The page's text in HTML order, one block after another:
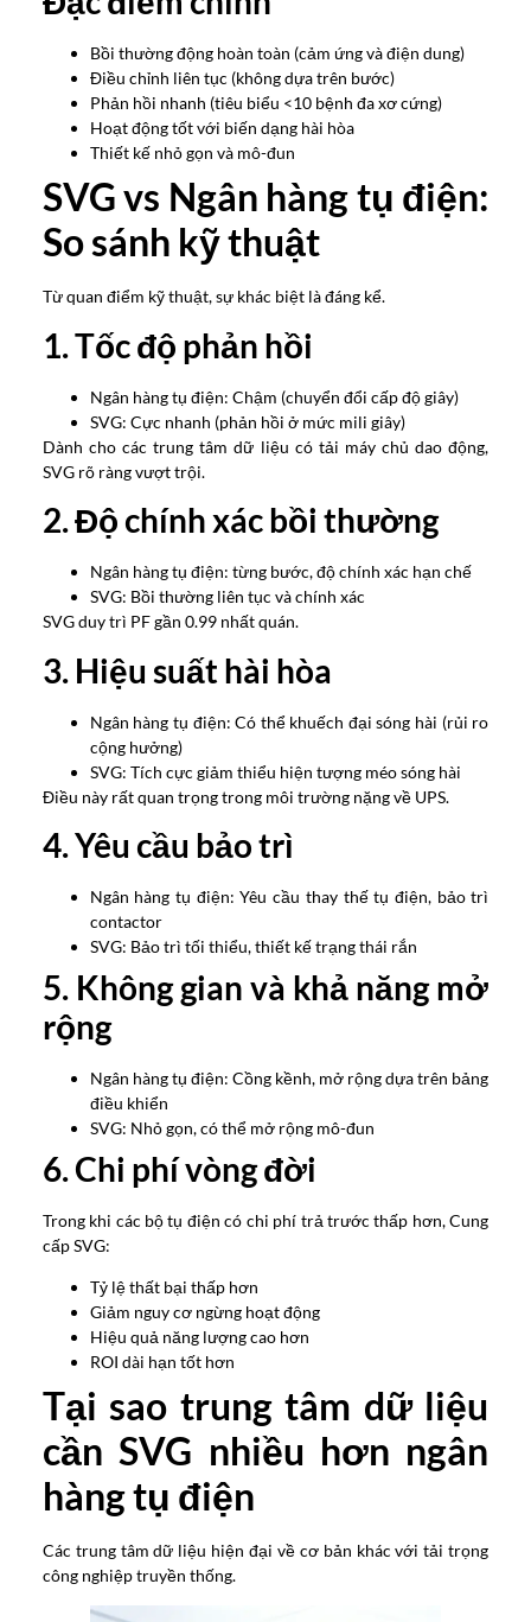
Bồi thường động hoàn toàn (cảm ứng và điện dung)
Điều chỉnh liên tục (không dựa trên bước)
Phản hồi nhanh (tiêu biểu <10 bệnh đa xơ cứng)
Hoạt động tốt với biến dạng hài hòa
Thiết kế nhỏ gọn và mô-đun
SVG vs Ngân hàng tụ điện:
So sánh kỹ thuật
Từ quan điểm kỹ thuật, sự khác biệt là đáng kể.
1. Tốc độ phản hồi
Ngân hàng tụ điện: Chậm (chuyển đổi cấp độ giây)
SVG: Cực nhanh (phản hồi ở mức mili giây)
Dành cho các trung tâm dữ liệu có tải máy chủ dao động,
SVG rõ ràng vượt trội.
2. Độ chính xác bồi thường
Ngân hàng tụ điện: từng bước, độ chính xác hạn chế
SVG: Bồi thường liên tục và chính xác
SVG duy trì PF gần 0.99 nhất quán.
3. Hiệu suất hài hòa
Ngân hàng tụ điện: Có thể khuếch đại sóng hài (rủi ro
cộng hưởng)
SVG: Tích cực giảm thiểu hiện tượng méo sóng hài
Điều này rất quan trọng trong môi trường nặng về UPS.
4. Yêu cầu bảo trì
Ngân hàng tụ điện: Yêu cầu thay thế tụ điện, bảo trì
contactor
SVG: Bảo trì tối thiểu, thiết kế trạng thái rắn
5. Không gian và khả năng mở
rộng
Ngân hàng tụ điện: Cồng kềnh, mở rộng dựa trên bảng
điều khiển
SVG: Nhỏ gọn, có thể mở rộng mô-đun
6. Chi phí vòng đời
Trong khi các bộ tụ điện có chi phí trả trước thấp hơn, Cung
cấp SVG:
Tỷ lệ thất bại thấp hơn
Giảm nguy cơ ngừng hoạt động
Hiệu quả năng lượng cao hơn
ROI dài hạn tốt hơn
Tại sao trung tâm dữ liệu
cần SVG nhiều hơn ngân
hàng tụ điện
Các trung tâm dữ liệu hiện đại về cơ bản khác với tải trọng
công nghiệp truyền thống.